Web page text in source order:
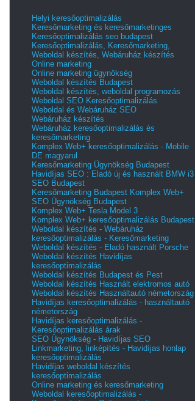
Helyi keresőoptimalizálás
Keresőmarketing és keresőmarketinges
Keresőoptimalizálás seo budapest
Keresőoptimalizálás, Keresőmarketing,
Weboldal készítés, Webáruház készítés
Online marketing
Online marketing ügynökség
Weboldal készítés Budapest
Weboldal készítés, weboldal programozás
Weboldal SEO Keresőoptimalizálás
Weboldal és Webáruház SEO
Webáruház készítés
Webáruház keresőoptimalizálás és
keresőmarketing
Komplex Web+ keresőoptimalizálás - Mobile
DE magyarul
Keresőmarketing Ügynökség Budapest
Havidíjas SEO : Eladó új és használt BMW i3
SEO Budapest
Keresőmarketing Budapest Komplex Web+
SEO Ügynökség Budapest
Komplex Web+ Tesla Model 3
Komplex Web+ keresőoptimalizálás Budapest
Weboldal készítés - Webáruház
keresőoptimalizálás - Keresőmarketing
Weboldal készítés - Eladó használt Porsche
Weboldal készítés Havidíjas
keresőoptimalizálás
Weboldal készítés Budapest és Pest
Weboldal készítés Használt elektromos autó
Weboldal készítés Használtautó németország
Havidíjas keresőoptimalizálás - használtautó
németország
Havidíjas keresőoptimalizálás -
Keresőoptimalizálás árak
SEO Ügynökség - Havidíjas SEO
Linkmarketing, linképítés - Havidíjas honlap
keresőoptimalizálás
Havidíjas weboldal készítés
keresőoptimalizálás
Online marketing és keresőmarketing
Weboldal keresőoptimalizálás -